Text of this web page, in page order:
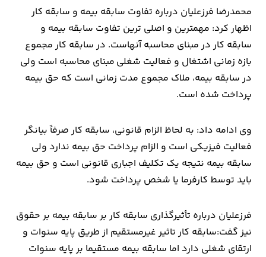
راه
و
مسکن
اقتصاد
ایران
خودرو
عمومی
نوتیف
شناور
محمدرضا فرزعلیان درباره تفاوت سابقه بیمه و سابقه کار
اظهار کرد: مهمترین و اصلی ترین تفاوت سابقه بیمه و
سابقه کار در مبنای محاسبه آنهاست. در سابقه کار مجموع
بازه زمانی اشتغال و فعالیت شغلی مبنای محاسبه است ولی
در سابقه بیمه، ملاک مجموع مدت زمانی است که حق بیمه
پرداخت شده است.
وی ادامه داد: به لحاظ الزام قانونی، سابقه کار صرفاً بیانگر
فعالیت فیزیکی است و الزام پرداخت حق بیمه ندارد ولی
سابقه بیمه نتیجه یک تکلیف اجباری قانونی است و حق بیمه
باید توسط کارفرما یا شخص پرداخت شود.
فرزعلیان درباره تأثیرگذاری سابقه کار بر سابقه بیمه بر حقوق
نیز گفت:سابقه کار تاثیر غیرمستقیم از طریق پایه سنوات و
ارتقای شغلی دارد اما سابقه بیمه مستقیما بر پایه سنوات